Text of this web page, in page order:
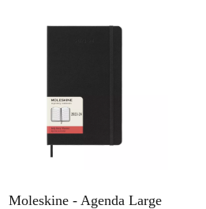
Moleskine - Agenda Large